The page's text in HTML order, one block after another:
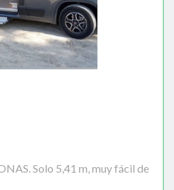
Solo 5,41 m, muy fácil de